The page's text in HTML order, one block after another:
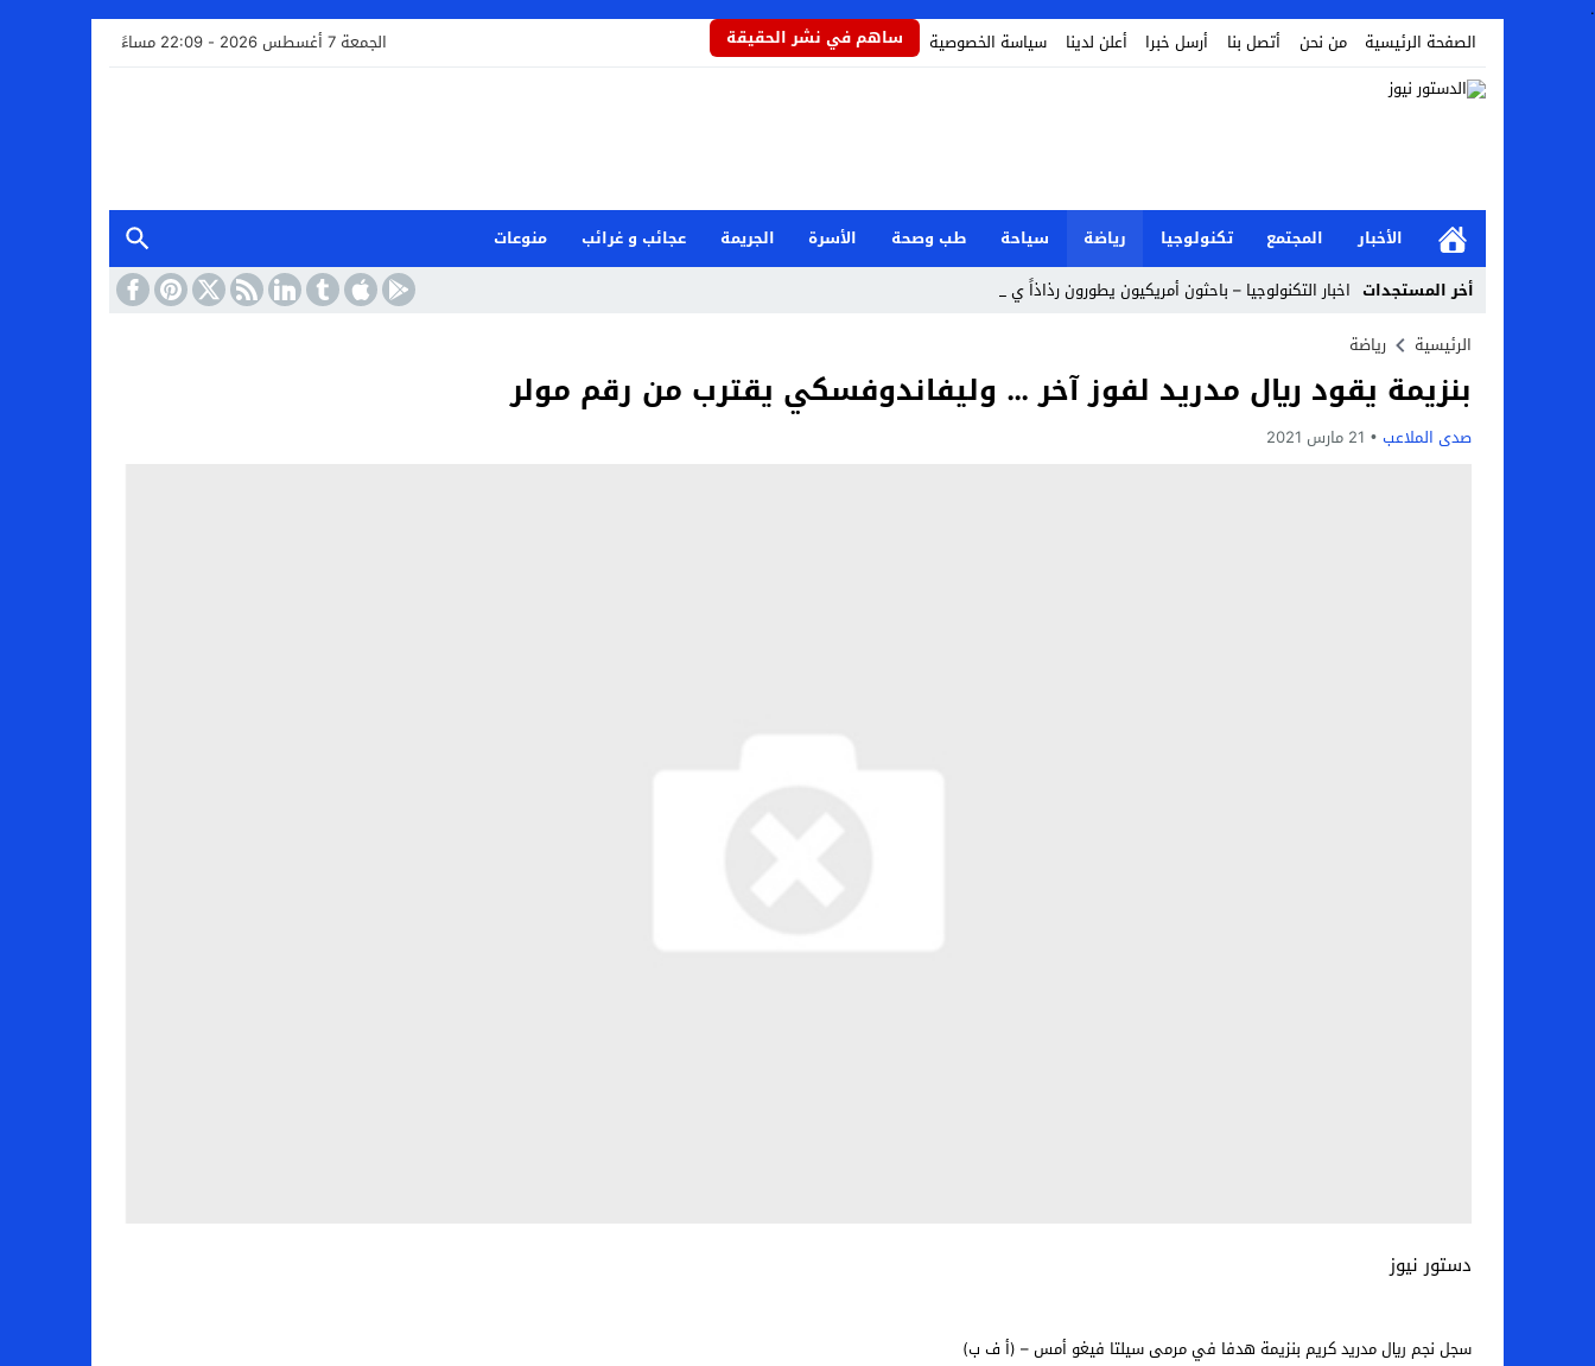
.
الصفحة الرئيسية
من نحن أتصل بنا أرسل خبرا أعلن لدينا سياسة الخصوصية ساهم في نشر الحقيقة الجمعة 7 أغسطس 2026 - 22:09 مساءً
الأخبار المجتمع تكنولوجيا رياضة سياحة طب وصحة الأسرة الجريمة عجائب و غرائب
منوعات
أخر المستجدات اخبار التكنولوجيا – باحثون أمريكيون يطورون رذاذاً يحمي الم_
Previous
Next
الرئيسية رياضة
بنزيمة يقود ريال مدريد لفوز آخر … وليفاندوفسكي يقترب من رقم مولر
صدى الملاعب 21 مارس 2021
دستور نيوز
سجل نجم ريال مدريد كريم بنزيمة هدفا في مرمى سيلتا فيغو أمس – (أ ف ب)